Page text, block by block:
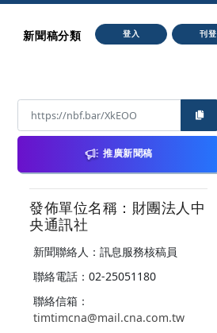
新聞稿分類 登入 刊登
推廣新聞稿
發佈單位名稱：財團法人中
央通訊社
新聞聯絡人：訊息服務核稿員
聯絡電話：02-25051180
聯絡信箱：
timtimcna@mail.cna.com.tw